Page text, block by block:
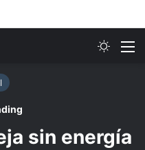
sin energía